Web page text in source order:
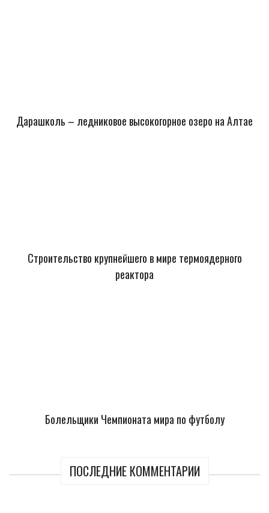
Дарашколь – ледниковое высокогорное озеро на Алтае
Строительство крупнейшего в мире термоядерного
реактора
Болельщики Чемпионата мира по футболу
ПОСЛЕДНИЕ КОММЕНТАРИИ